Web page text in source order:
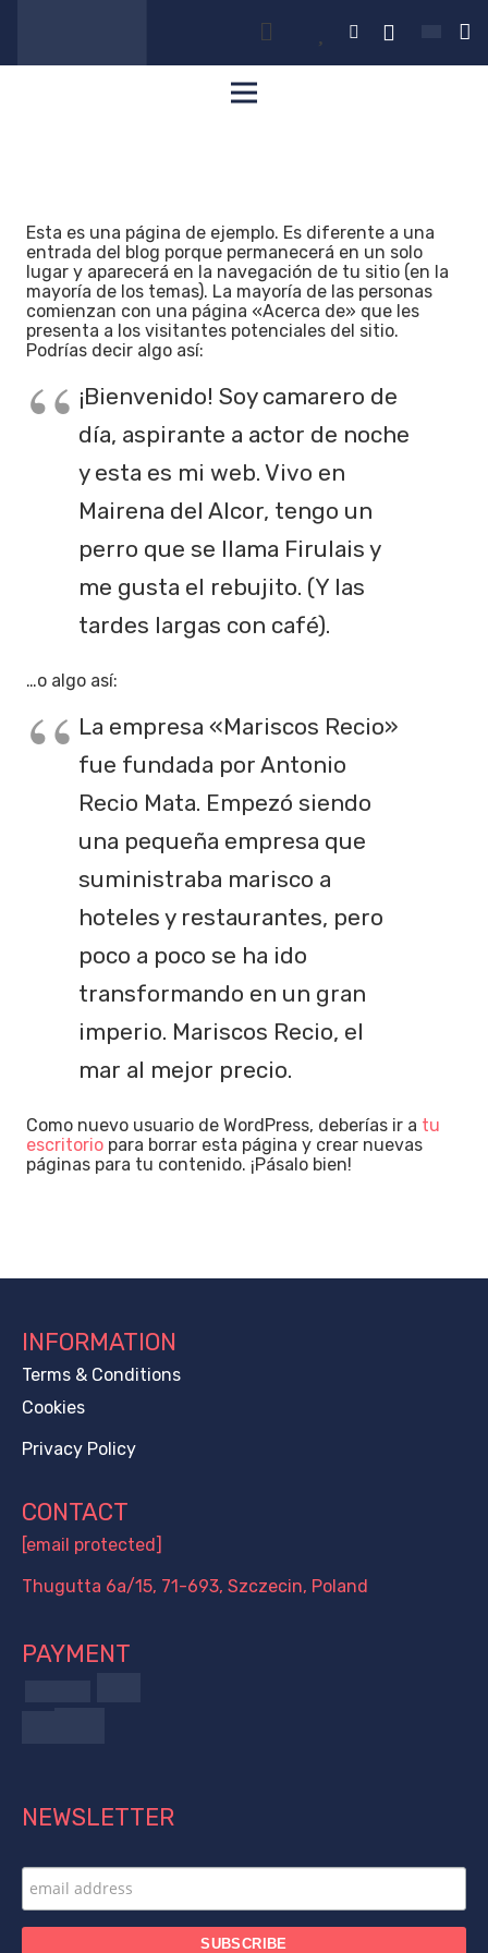
Esta es una página de ejemplo. Es diferente a una
entrada del blog porque permanecerá en un solo
lugar y aparecerá en la navegación de tu sitio (en la
mayoría de los temas). La mayoría de las personas
comienzan con una página «Acerca de» que les
presenta a los visitantes potenciales del sitio.
Podrías decir algo así:
¡Bienvenido! Soy camarero de
día, aspirante a actor de noche
y esta es mi web. Vivo en
Mairena del Alcor, tengo un
perro que se llama Firulais y
me gusta el rebujito. (Y las
tardes largas con café).
…o algo así:
La empresa «Mariscos Recio»
fue fundada por Antonio
Recio Mata. Empezó siendo
una pequeña empresa que
suministraba marisco a
hoteles y restaurantes, pero
poco a poco se ha ido
transformando en un gran
imperio. Mariscos Recio, el
mar al mejor precio.
Como nuevo usuario de WordPress, deberías ir a tu
escritorio para borrar esta página y crear nuevas
páginas para tu contenido. ¡Pásalo bien!
INFORMATION
Terms & Conditions
Cookies
Privacy Policy
CONTACT
[email protected]
Thugutta 6a/15, 71-693, Szczecin, Poland
PAYMENT
NEWSLETTER